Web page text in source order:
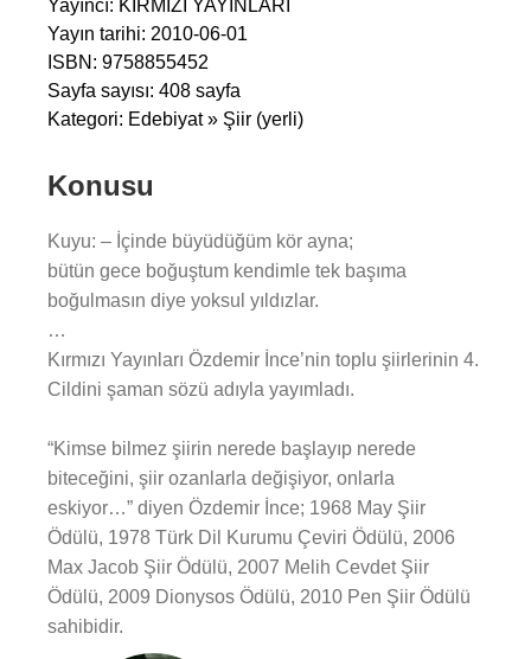
Yayıncı: KIRMIZI YAYINLARI
Yayın tarihi: 2010-06-01
ISBN: 9758855452
Sayfa sayısı: 408 sayfa
Kategori: Edebiyat » Şiir (yerli)
Konusu
Kuyu: – İçinde büyüdüğüm kör ayna;
bütün gece boğuştum kendimle tek başıma
boğulmasın diye yoksul yıldızlar.
…
Kırmızı Yayınları Özdemir İnce’nin toplu şiirlerinin 4.
Cildini şaman sözü adıyla yayımladı.
“Kimse bilmez şiirin nerede başlayıp nerede
biteceğini, şiir ozanlarla değişiyor, onlarla
eskiyor…” diyen Özdemir İnce; 1968 May Şiir
Ödülü, 1978 Türk Dil Kurumu Çeviri Ödülü, 2006
Max Jacob Şiir Ödülü, 2007 Melih Cevdet Şiir
Ödülü, 2009 Dionysos Ödülü, 2010 Pen Şiir Ödülü
sahibidir.